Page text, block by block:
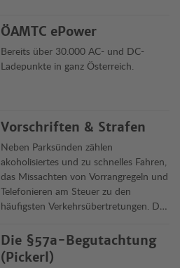
ÖAMTC ePower
Bereits über 30.000 AC- und DC-
Ladepunkte in ganz Österreich.
Vorschriften & Strafen
Neben Parksünden zählen
akoholisiertes und zu schnelles Fahren,
das Missachten von Vorrangregeln und
Telefonieren am Steuer zu den
häufigsten Verkehrsübertretungen. Die
Vorschriften und ihre Rechtsfolgen in
Österreich und im Ausland.
Die §57a-Begutachtung
(Pickerl)